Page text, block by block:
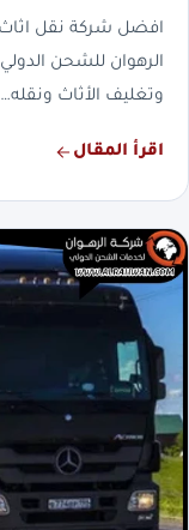
افضل شركة نقل
الرهوان للشحن
وتغليف الأثاث ونقله…
اقرأ المقال